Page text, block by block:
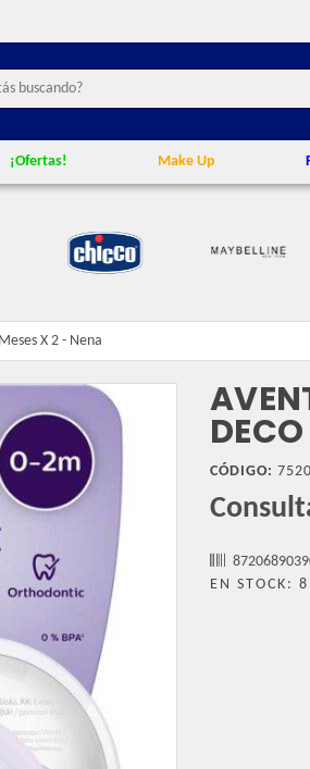
¡Ofertas! Make Up
X 2 - Nena
CÓDIGO:
EN STOCK: 8